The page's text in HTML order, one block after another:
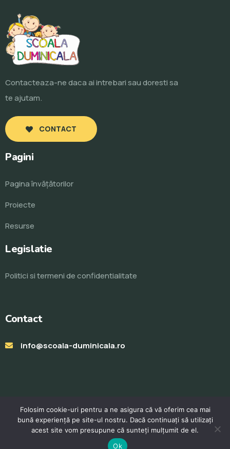
Contacteaza-ne daca ai intrebari sau doresti sa
te ajutam.
CONTACT
Pagini
Pagina învăţătorilor
Proiecte
Resurse
Legislatie
Politici si termeni de confidentialitate
Contact
info@scoala-duminicala.ro
© Toate drepturile rezervate 2023. Realizat de
Folosim cookie-uri pentru a ne asigura că vă oferim cea mai
bună experiență pe site-ul nostru. Dacă continuați să utilizați
acest site vom presupune că sunteți mulțumit de el.
Ok